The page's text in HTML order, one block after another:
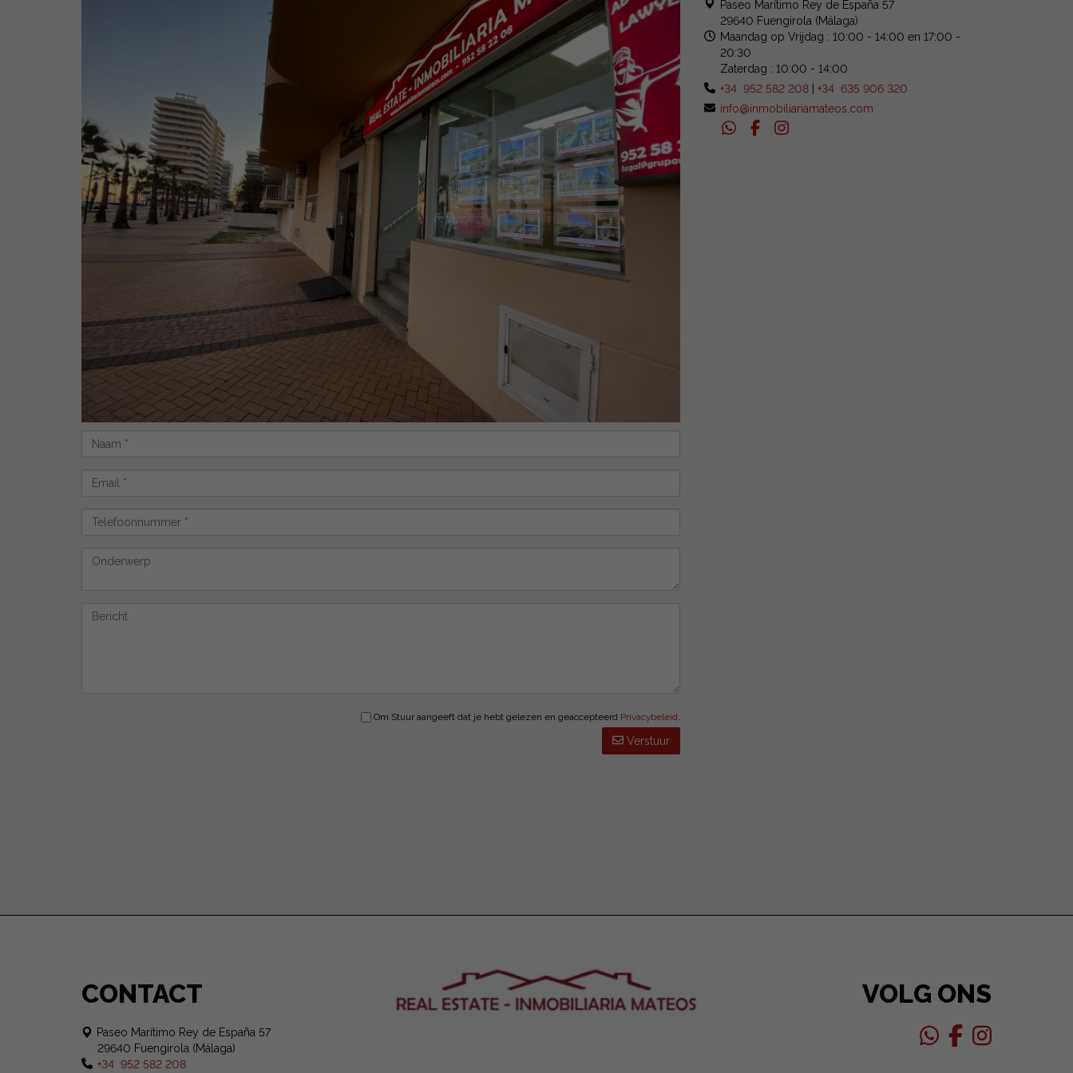
Om Stuur aangeeft dat je hebt gelezen en geaccepteerd Privacybeleid
Verstuur
Paseo Marítimo Rey de España 57
29640 Fuengirola (Málaga)
Maandag op Vrijdag : 10:00 - 14:00 en 17:00 -
20:30
Zaterdag : 10:00 - 14:00
+34 952 582 208
+34 635 906 320
info@inmobiliariamateos.com
CONTACT
Paseo Marítimo Rey de España 57
29640 Fuengirola (Málaga)
+34 952 582 208
VOLG ONS